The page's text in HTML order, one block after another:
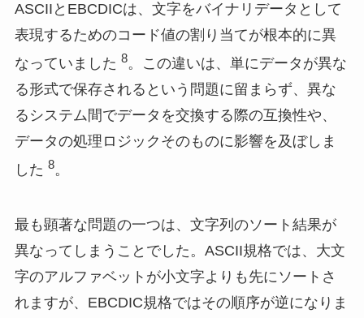
ASCIIとEBCDICは、文字をバイナリデータとして
表現するためのコード値の割り当てが根本的に異
なっていました 8。この違いは、単にデータが異な
る形式で保存されるという問題に留まらず、異な
るシステム間でデータを交換する際の互換性や、
データの処理ロジックそのものに影響を及ぼしま
した 8。
最も顕著な問題の一つは、文字列のソート結果が
異なってしまうことでした。ASCII規格では、大文
字のアルファベットが小文字よりも先にソートさ
れますが、EBCDIC規格ではその順序が逆になりま